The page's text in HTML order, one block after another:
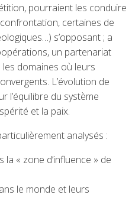
pourraient les conduire
certaines de
s’opposant ; a
un partenariat
domaines où leurs
L’évolution de
l’équilibre du système
et la paix.
analysés :
« zone d’influence » de
le monde et leurs